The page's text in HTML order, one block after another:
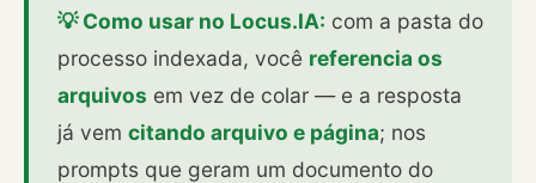
💡 Como usar no Locus.IA: com a pasta do
processo indexada, você referencia os
arquivos em vez de colar — e a resposta
já vem citando arquivo e página; nos
prompts que geram um documento do